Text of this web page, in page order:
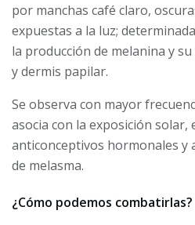
por man­chas café claro,
expuestas a la luz;
la producción de melanina y
y dermis papilar.
Se observa con mayor
aso­cia con la exposición solar,
anticonceptivos hormonales y
de melasma.
¿Cómo podemos combatirlas?